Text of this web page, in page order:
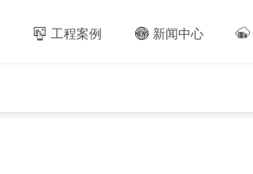
工程案例 新闻中心